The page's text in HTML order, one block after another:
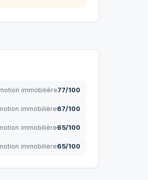
immobilière77/100
immobilière67/100
immobilière65/100
immobilière65/100